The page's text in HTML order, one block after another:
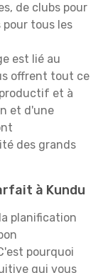
de clubs pour
tous les
est lié au
offrent tout ce
et à
et d'une
des grands
à Kundu
planification
pourquoi
qui vous